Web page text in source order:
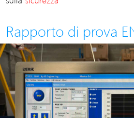
Rapporto di prova